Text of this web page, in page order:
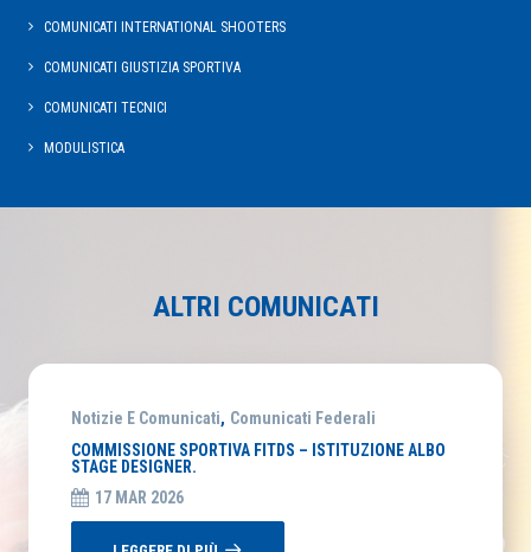
COMUNICATI INTERNATIONAL SHOOTERS
COMUNICATI GIUSTIZIA SPORTIVA
COMUNICATI TECNICI
MODULISTICA
ALTRI COMUNICATI
Notizie E Comunicati, Comunicati Federali
COMMISSIONE SPORTIVA FITDS – ISTITUZIONE ALBO
STAGE DESIGNER.
17 MAR 2026